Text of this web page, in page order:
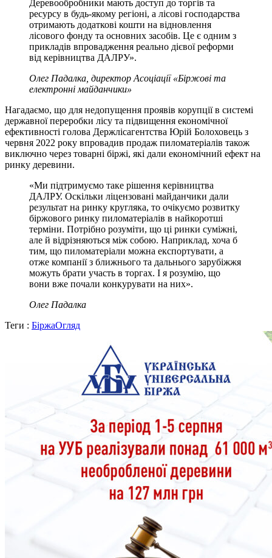
Деревообробники мають доступ до торгів та
ресурсу в будь-якому регіоні, а лісові господарства
отримають додаткові кошти на відновлення
лісового фонду та основних засобів. Це є одним з
прикладів впровадження реально дієвої реформи
від керівництва ДАЛРУ».
Олег Падалка, директор Асоціації «Біржові та
електронні майданчики»
Нагадаємо, що для недопущення проявів корупції в системі
державної переробки лісу та підвищення економічної
ефективності голова Держлісагентства Юрій Болоховець з
червня 2022 року впровадив продаж пиломатеріалів також
виключно через товарні біржі, які дали економічний ефект на
ринку деревини.
«Ми підтримуємо таке рішення керівництва
ДАЛРУ. Оскільки ліцензовані майданчики дали
результат на ринку кругляка, то очікуємо розвитку
біржового ринку пиломатеріалів в найкоротші
терміни. Потрібно розуміти, що ці ринки суміжні,
але й відрізняються між собою. Наприклад, хоча б
тим, що пиломатеріали можна експортувати, а
отже компанії з ближнього та дальнього зарубіжжя
можуть брати участь в торгах. І я розумію, що
вони вже почали конкурувати на них».
Олег Падалка
Теги : БіржаОгляд